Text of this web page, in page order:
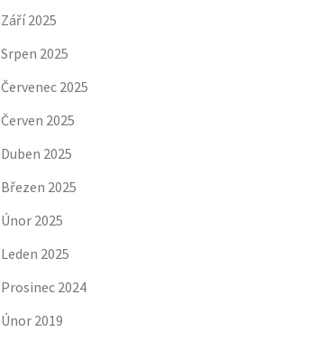
Září 2025
Srpen 2025
Červenec 2025
Červen 2025
Duben 2025
Březen 2025
Únor 2025
Leden 2025
Prosinec 2024
Únor 2019